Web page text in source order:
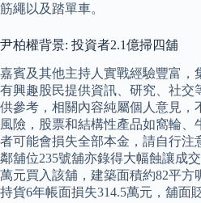
筋繩以及踏單車。
尹柏權背景: 投資者2.1億掃四舖
嘉賓及其他主持人實戰經驗豐富，
有興趣股民提供資訊、研究、社交
供參考，相關內容純屬個人意見，
風險，股票和結構性產品如窩輪、
者可能會損失全部本金，請自行注
鄰舖位235號舖亦錄得大幅蝕讓成
萬元買入該舖，建築面積約82平方
持貨6年帳面損失314.5萬元，舖面貶